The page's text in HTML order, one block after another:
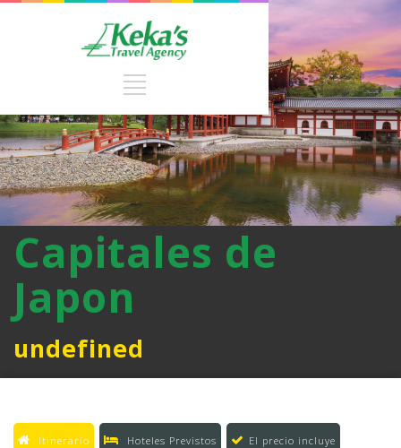
Capitales de
Japon
undefined
Itinerario Hoteles Previstos El precio incluye